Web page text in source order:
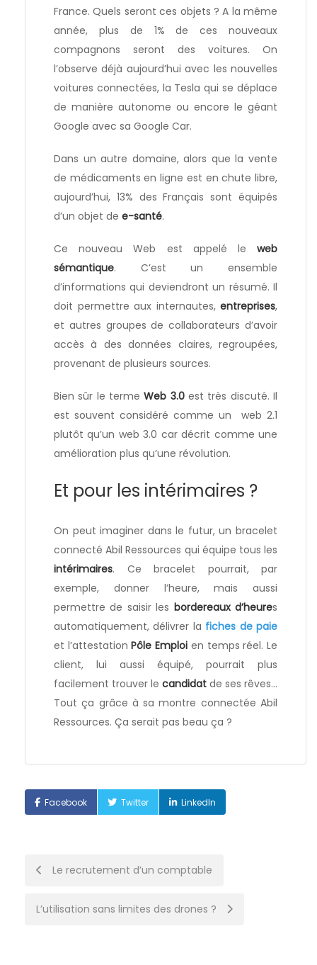
France. Quels seront ces objets ? A la même
année, plus de 1% de ces nouveaux
compagnons seront des voitures. On
l’observe déjà aujourd’hui avec les nouvelles
voitures connectées, la Tesla qui se déplace
de manière autonome ou encore le géant
Google avec sa Google Car.
Dans un autre domaine, alors que la vente
de médicaments en ligne est en chute libre,
aujourd’hui, 13% des Français sont équipés
d’un objet de e-santé.
Ce nouveau Web est appelé le web
sémantique. C’est un ensemble
d’informations qui deviendront un résumé. Il
doit permettre aux internautes, entreprises,
et autres groupes de collaborateurs d’avoir
accès à des données claires, regroupées,
provenant de plusieurs sources.
Bien sûr le termeWeb 3.0est très discuté. Il
est souvent considéré comme un web 2.1
plutôt qu’un web 3.0 car décrit comme une
amélioration plus qu’une révolution.
Et pour les intérimaires ?
On peut imaginer dans le futur, un bracelet
connecté Abil Ressources qui équipe tous les
intérimaires. Ce bracelet pourrait, par
exemple, donner l’heure, mais aussi
permettre de saisir les bordereaux d’heures
automatiquement, délivrer la fiches de paie
et l’attestationPôle Emploi en temps réel. Le
client, lui aussi équipé, pourrait plus
facilement trouver le candidat de ses rêves…
Tout ça grâce à sa montre connectée Abil
Ressources. Ça serait pas beau ça ?
Facebook Twitter LinkedIn
Post
navigation
Le recrutement d’un comptable
L’utilisation sans limites des drones ?